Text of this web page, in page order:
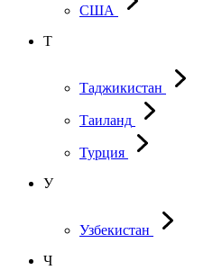
США
Т
Таджикистан
Таиланд
Турция
У
Узбекистан
Ч